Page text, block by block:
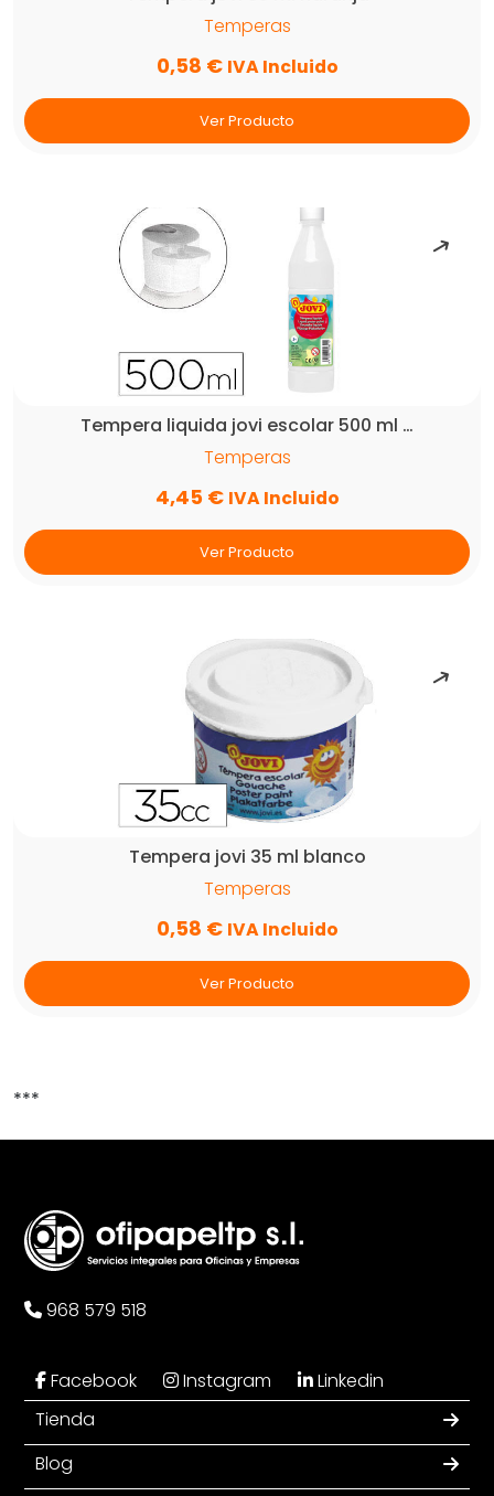
Temperas
0,58 € IVA Incluido
Ver Producto
Tempera liquida jovi escolar 500 ml …
Temperas
4,45 € IVA Incluido
Ver Producto
Tempera jovi 35 ml blanco
Temperas
0,58 € IVA Incluido
Ver Producto
***
968 579 518
Facebook Instagram
Linkedin
Tienda
Blog